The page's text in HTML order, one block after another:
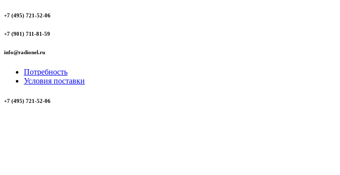
+7 (495) 721-52-06
+7 (901) 711-81-59
info@radionel.ru
Потребность
Условия поставки
+7 (495) 721-52-06